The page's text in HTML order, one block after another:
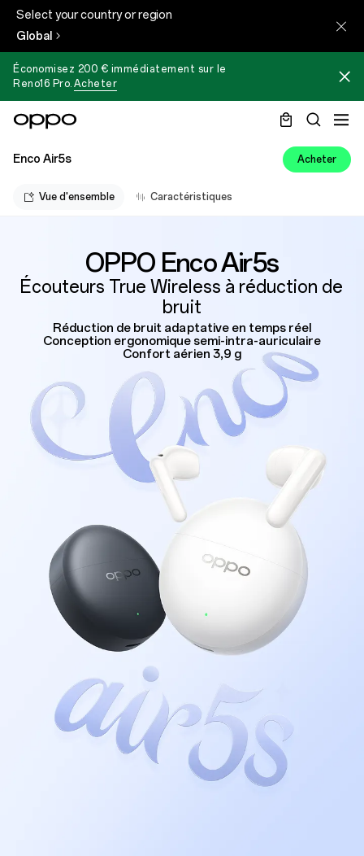
Select your country or region
Global
Économisez 200 € immédiatement sur le
Reno16 Pro. Acheter
Enco Air5s Acheter
Vue d'ensemble Caractéristiques
OPPO Enco Air5s
Écouteurs True Wireless à réduction de
bruit
Réduction de bruit adaptative en temps réel
Conception ergonomique semi-intra-auriculaire
Confort aérien 3,9 g